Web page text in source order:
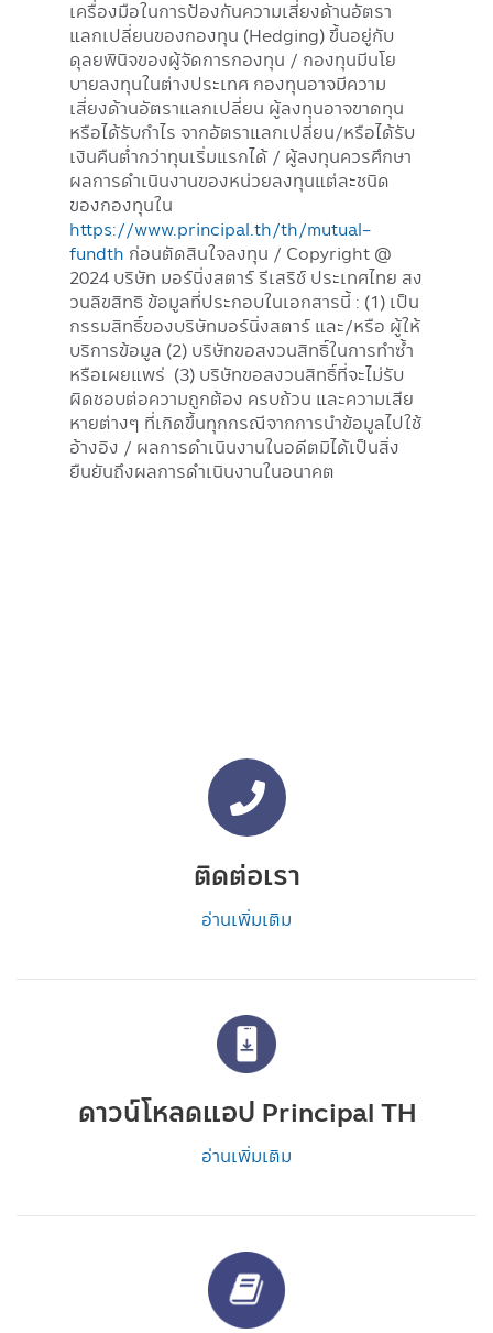
เครื่องมือในการป้องกันความเสี่ยงด้านอัตรา
แลกเปลี่ยนของกองทุน (Hedging) ขึ้นอยู่กับ
ดุลยพินิจของผู้จัดการกองทุน / กองทุนมีนโย
บายลงทุนในต่างประเทศ กองทุนอาจมีความ
เสี่ยงด้านอัตราแลกเปลี่ยน ผู้ลงทุนอาจขาดทุน
หรือได้รับกำไร จากอัตราแลกเปลี่ยน/หรือได้รับ
เงินคืนต่ำกว่าทุนเริ่มแรกได้ / ผู้ลงทุนควรศึกษา
ผลการดำเนินงานของหน่วยลงทุนแต่ละชนิด
ของกองทุนใน
https://www.principal.th/th/mutual-
fundth ก่อนตัดสินใจลงทุน / Copyright @
2024 บริษัท มอร์นิ่งสตาร์ รีเสริช์ ประเทศไทย สง
วนลิขสิทธิ ข้อมูลที่ประกอบในเอกสารนี้ : (1) เป็น
กรรมสิทธิ์ของบริษัทมอร์นิ่งสตาร์ และ/หรือ ผู้ให้
บริการข้อมูล (2) บริษัทขอสงวนสิทธิ์ในการทำซ้ำ
หรือเผยแพร่ (3) บริษัทขอสงวนสิทธิ์ที่จะไม่รับ
ผิดชอบต่อความถูกต้อง ครบถ้วน และความเสีย
หายต่างๆ ที่เกิดขึ้นทุกกรณีจากการนำข้อมูลไปใช้
อ้างอิง / ผลการดำเนินงานในอดีตมิได้เป็นสิ่ง
ยืนยันถึงผลการดำเนินงานในอนาคต
ติดต่อเรา
อ่านเพิ่มเติม
ดาวน์โหลดแอป Principal TH
อ่านเพิ่มเติม